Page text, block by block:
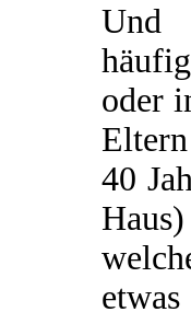
Und
oder
40